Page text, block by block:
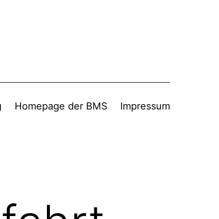
Homepage der BMS Impressum